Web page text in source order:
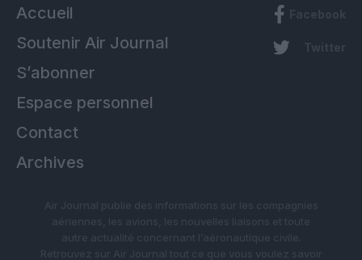
Accueil
Soutenir Air Journal
S’abonner
Espace personnel
Contact
Archives